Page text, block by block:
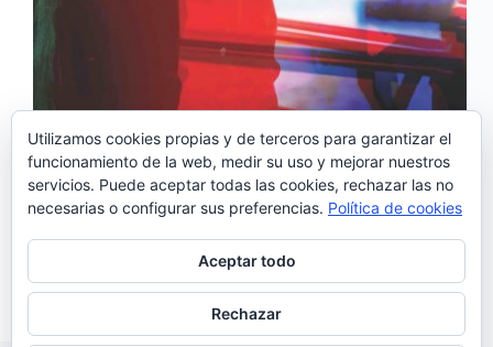
Mañana sale a la venta «Sempre» el esperado
nuevo trabajo de Kátia Guerreiro. Después del
adelanto que supuso ‘Quem diria’, ahora podemos
escuchar otro tema del nuevo álbum de la fadista que
ha sido producido por el mítico José Mário Branco:
‘Direi…
Noemí Sánchez
12/09/2018
Utilizamos cookies propias y de terceros para garantizar el
funcionamiento de la web, medir su uso y mejorar nuestros
servicios. Puede aceptar todas las cookies, rechazar las no
necesarias o configurar sus preferencias. Política de cookies
Aceptar todo
Rechazar